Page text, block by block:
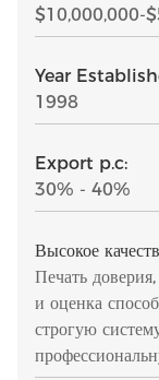
$10,000,000-
Year
1998
Export p.c:
30% - 40%
Высокое
Печать
и оценка
строгую